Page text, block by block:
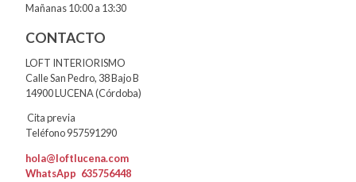
Mañanas 10:00 a 13:30
CONTACTO
LOFT INTERIORISMO
Calle San Pedro, 38 Bajo B
14900 LUCENA (Córdoba)
Cita previa
Teléfono 957591290
hola@loftlucena.com
WhatsApp 635756448